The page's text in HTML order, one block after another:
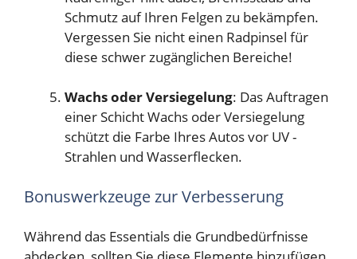
Schmutz auf Ihren Felgen zu bekämpfen.
Vergessen Sie nicht einen Radpinsel für
diese schwer zugänglichen Bereiche!
Wachs oder Versiegelung: Das Auftragen
einer Schicht Wachs oder Versiegelung
schützt die Farbe Ihres Autos vor UV -
Strahlen und Wasserflecken.
Bonuswerkzeuge zur Verbesserung
Während das Essentials die Grundbedürfnisse